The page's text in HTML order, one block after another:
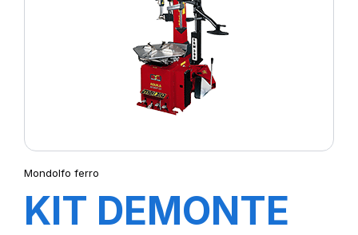
Mondolfo ferro
KIT DEMONTE